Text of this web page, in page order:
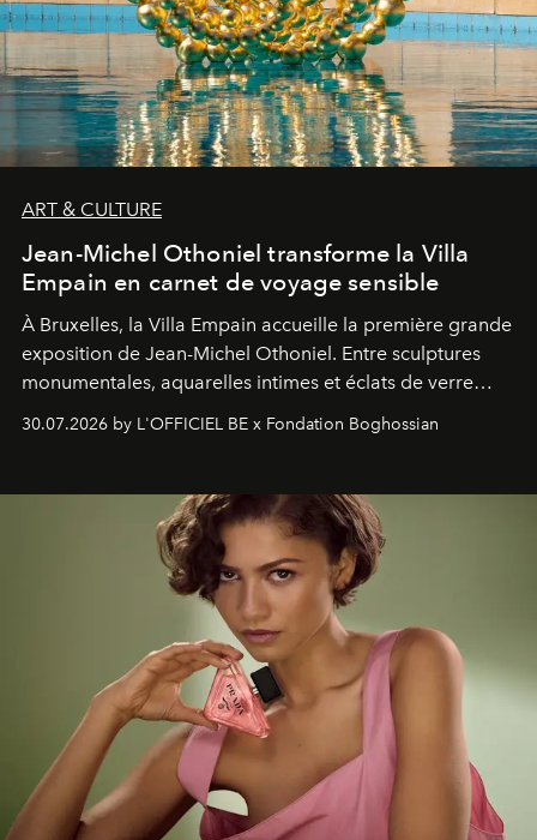
ART & CULTURE
Jean-Michel Othoniel transforme la Villa
Empain en carnet de voyage sensible
À Bruxelles, la Villa Empain accueille la première grande
exposition de Jean-Michel Othoniel. Entre sculptures
monumentales, aquarelles intimes et éclats de verre
émotionnel où chaque œuvre devient le souvenir
émerveillement.
30.07.2026 by L'OFFICIEL BE x Fondation Boghossian